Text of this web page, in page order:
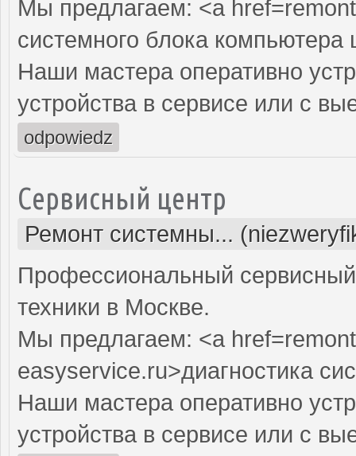
Мы предлагаем: <a
системного блока компьютера
Наши мастера оперативно
устройства в сервисе или с
odpowiedz
Сервисный центр
Ремонт системны...
Профессиональный
техники в Москве.
Мы предлагаем: <a
easyservice.ru>диагностика
Наши мастера оперативно
устройства в сервисе или с